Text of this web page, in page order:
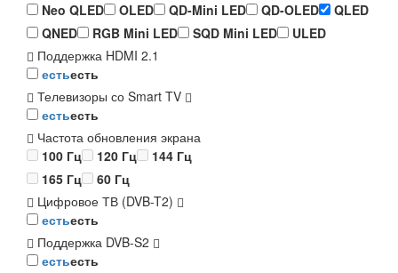
Neo QLED
OLED QD-Mini LED QD-OLED
QLED
QNED
RGB Mini LED SQD Mini LED
ULED
Поддержка HDMI 2.1
естьесть
Телевизоры со Smart TV
естьесть
Частота обновления экрана
100 Гц
120 Гц
144 Гц
165 Гц
60 Гц
Цифровое ТВ (DVB-T2)
естьесть
Поддержка DVB-S2
естьесть